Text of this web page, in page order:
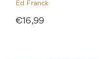
Ed Franck
€16,99